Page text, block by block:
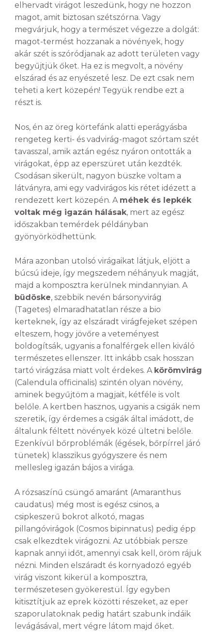
elhervadt virágot leszedünk, hogy ne hozzon
magot, amit biztosan szétszórna. Vagy
megvárjuk, hogy a természet végezze a dolgát:
magot-termést hozzanak a növények, hogy
akár szét is szóródjanak az adott területen vagy
begyűjtjük őket. Ha ez is megvolt, a növény
elszárad és az enyészeté lesz. De ezt csak nem
teheti a kert közepén! Tegyük rendbe ezt a
részt is.
Nos, én az öreg körtefánk alatti eperágyásba
rengeteg kerti- és vadvirág-magot szórtam szét
tavasszal, amik aztán egész nyáron ontották a
virágokat, épp az eperszüret után kezdték.
Csodásan sikerült, nagyon büszke voltam a
látványra, ami egy vadvirágos kis rétet idézett a
rendezett kert közepén. A méhek és lepkék
voltak még igazán hálásak, mert az egész
időszakban temérdek példányban
gyönyörködhettünk.
Mára azonban utolsó virágaikat látjuk, eljött a
búcsú ideje, így megszedem néhányuk magját,
majd a komposztra kerülnek mindannyian. A
büdöske, szebbik nevén bársonyvirág
(Tagetes) elmaradhatatlan része a bio
kerteknek, így az elszáradt virágfejeket szépen
elteszem, hogy jövőre a veteményest
boldogítsák, ugyanis a fonalférgek ellen kiváló
természetes ellenszer. Itt inkább csak hosszan
tartó virágzása miatt volt érdekes. A körömvirág
(Calendula officinalis) szintén olyan növény,
aminek begyűjtöm a magjait, kétféle is volt
belőle. A kertben hasznos, ugyanis a csigák nem
szeretik, így érdemes a csigák által imádott, de
általunk féltett növények közé ültetni belőle.
Ezenkívül bőrproblémák (égések, bőrpírrel járó
tünetek) klasszikus gyógyszere és nem
mellesleg igazán bájos a virága.
A rózsaszínű csüngő amaránt (Amaranthus
caudatus) még most is egész csinos, a
csipkeszerű bokrot alkotó, magas
pillangóvirágok (Cosmos bipinnatus) pedig épp
csak elkezdtek virágozni. Az utóbbiak persze
kapnak annyi időt, amennyi csak kell, öröm rájuk
nézni. Minden elszáradt és kornyadozó egyéb
virág viszont kikerül a komposztra,
természetesen gyökerestül. Így egyben
kitisztítjuk az eprek közötti részeket, az eper
szaporulatoknak pedig határt szabunk indáik
levágásával, mert végre látom majd őket.